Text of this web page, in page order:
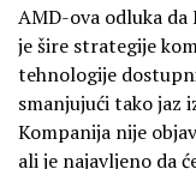
AMD-ova odluka da
je šire strategije
tehnologije
smanjujući tako jaz
Kompanija nije
ali je najavljeno da